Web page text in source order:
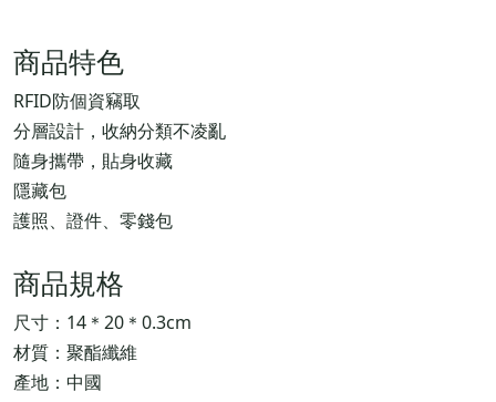
商品特色
RFID防個資竊取
分層設計，收納分類不凌亂
隨身攜帶，貼身收藏
隱藏包
護照、證件、零錢包
商品規格
尺寸：14＊20＊0.3cm
材質：聚酯纖維
產地：中國